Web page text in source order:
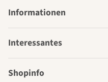
Informationen
Interessantes
Shopinfo